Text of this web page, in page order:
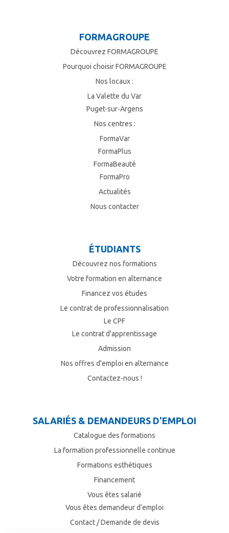
FORMAGROUPE
Découvrez FORMAGROUPE
Pourquoi choisir FORMAGROUPE
Nos locaux :
La Valette du Var
Puget-sur-Argens
Nos centres :
FormaVar
FormaPlus
FormaBeauté
FormaPro
Actualités
Nous contacter
ÉTUDIANTS
Découvrez nos formations
Votre formation en alternance
Financez vos études
Le contrat de professionnalisation
Le CPF
Le contrat d'apprentissage
Admission
Nos offres d'emploi en alternance
Contactez-nous !
SALARIÉS & DEMANDEURS D'EMPLOI
Catalogue des formations
La formation professionnelle continue
Formations esthétiques
Financement
Vous êtes salarié
Vous êtes demandeur d'emploi
Contact / Demande de devis